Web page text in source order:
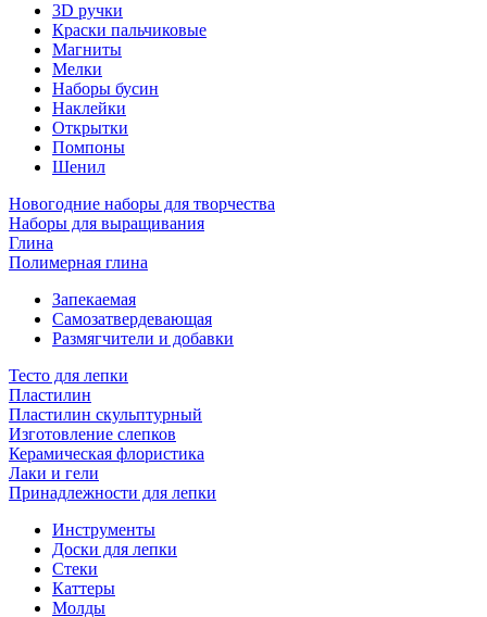
3D ручки
Краски пальчиковые
Магниты
Мелки
Наборы бусин
Наклейки
Открытки
Помпоны
Шенил
Новогодние наборы для творчества
Наборы для выращивания
Глина
Полимерная глина
Запекаемая
Самозатвердевающая
Размягчители и добавки
Тесто для лепки
Пластилин
Пластилин скульптурный
Изготовление слепков
Керамическая флористика
Лаки и гели
Принадлежности для лепки
Инструменты
Доски для лепки
Стеки
Каттеры
Молды